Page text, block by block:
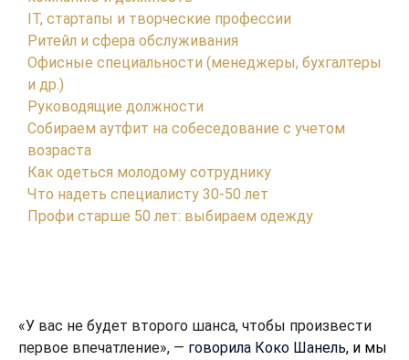
IT, стартапы и творческие профессии
Ритейл и сфера обслуживания
Офисные специальности (менеджеры, бухгалтеры
и др.)
Руководящие должности
Собираем аутфит на собеседование с учетом
возраста
Как одеться молодому сотруднику
Что надеть специалисту 30-50 лет
Профи старше 50 лет: выбираем одежду
«У вас не будет второго шанса, чтобы произвести
первое впечатление», — говорила Коко Шанель, и мы